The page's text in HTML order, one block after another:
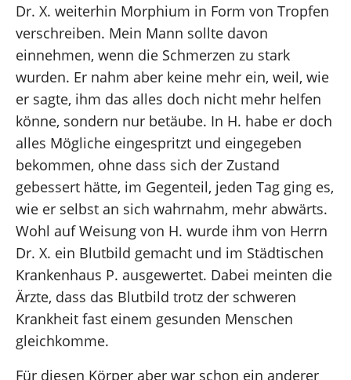
Dr. X. weiterhin Morphium in Form von Tropfen
verschreiben. Mein Mann sollte davon
einnehmen, wenn die Schmerzen zu stark
wurden. Er nahm aber keine mehr ein, weil, wie
er sagte, ihm das alles doch nicht mehr helfen
könne, sondern nur betäube. In H. habe er doch
alles Mögliche eingespritzt und eingegeben
bekommen, ohne dass sich der Zustand
gebessert hätte, im Gegenteil, jeden Tag ging es,
wie er selbst an sich wahrnahm, mehr abwärts.
Wohl auf Weisung von H. wurde ihm von Herrn
Dr. X. ein Blutbild gemacht und im Städtischen
Krankenhaus P. ausgewertet. Dabei meinten die
Ärzte, dass das Blutbild trotz der schweren
Krankheit fast einem gesunden Menschen
gleichkomme.
Für diesen Körper aber war schon ein anderer